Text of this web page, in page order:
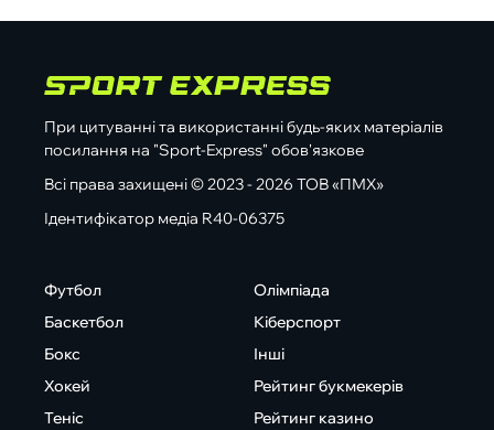
При цитуванні та використанні будь-яких матеріалів
посилання на "Sport-Express" обов'язкове
Всі права захищені © 2023 - 2026 ТОВ «ПМХ»
Ідентифікатор медіа R40-06375
Футбол
Баскетбол
Бокс
Хокей
Теніс
Олімпіада
Кіберспорт
Інші
Рейтинг букмекерів
Рейтинг казино